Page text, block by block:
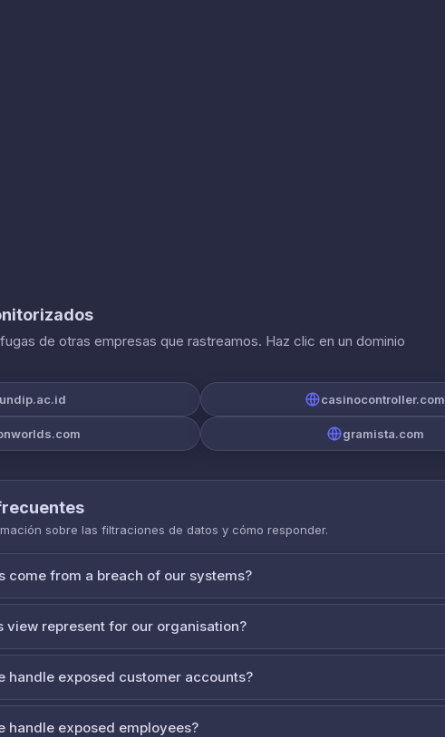
de otras empresas que rastreamos. Haz clic en un dominio
undip.ac.id casinocontroller.com
gramista.com
sobre las filtraciones de datos y cómo responder.
come from a breach of our systems?
view represent for our organisation?
handle exposed customer accounts?
handle exposed employees?